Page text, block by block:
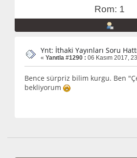
Rom: 1
Ynt: İthaki Yayınları Soru
« Yanıtla #1290 : 06 Kasım 2017,
Bence sürpriz bilim kurgu. Ben
bekliyorum